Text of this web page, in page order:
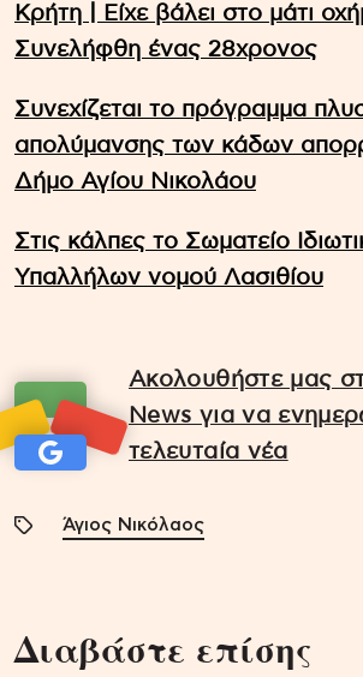
Kρήτη | Είχε βάλει στο μάτι
Συνελήφθη ένας 28χρονος
Συνεχίζεται το πρόγραμμα
απολύμανσης των κάδων
Δήμο Αγίου Νικολάου
Στις κάλπες το Σωματείο
Υπαλλήλων νομού Λασιθίου
Ακολουθήστε μας
News για να
τελευταία νέα
Άγιος Νικόλαος
Διαβάστε επίσης